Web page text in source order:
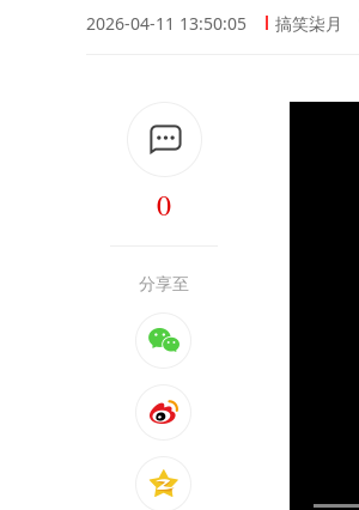
2026-04-11 13:50:05 搞笑柒月
0
分享至